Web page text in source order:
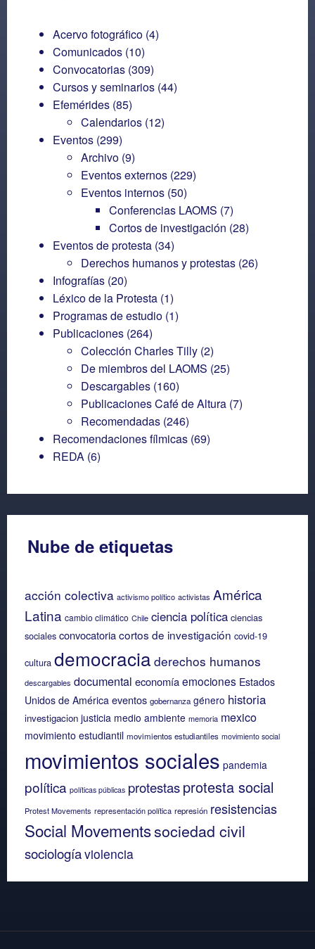
Acervo fotográfico (4)
Comunicados (10)
Convocatorias (309)
Cursos y seminarios (44)
Efemérides (85)
Calendarios (12)
Eventos (299)
Archivo (9)
Eventos externos (229)
Eventos internos (50)
Conferencias LAOMS (7)
Cortos de investigación (28)
Eventos de protesta (34)
Derechos humanos y protestas (26)
Infografías (20)
Léxico de la Protesta (1)
Programas de estudio (1)
Publicaciones (264)
Colección Charles Tilly (2)
De miembros del LAOMS (25)
Descargables (160)
Publicaciones Café de Altura (7)
Recomendadas (246)
Recomendaciones fílmicas (69)
REDA (6)
Nube de etiquetas
acción colectiva activismo político activistas América
Latina cambio climático Chile ciencia política ciencias
sociales convocatoriacortos de investigación covid-19
cultura democracia derechos humanos
descargables documental economíaemociones Estados
Unidos de América eventos gobernanza género historia
investigacion justicia medio ambiente memoria mexico
movimiento estudiantil movimientos estudiantiles movimiento social
movimientos sociales pandemia
política políticas públicas protestasprotesta social
Protest Movements representación política represión resistencias
Social Movementssociedad civil
sociologíaviolencia